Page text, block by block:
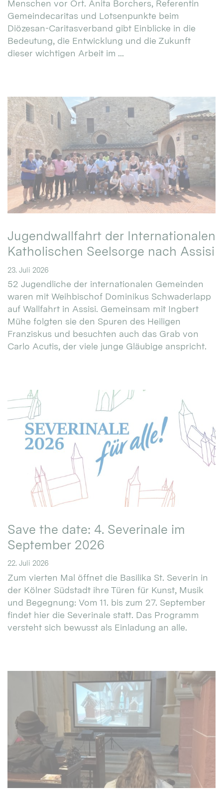
Menschen vor Ort. Anita Borchers, Referentin
Gemeindecaritas und Lotsenpunkte beim
Diözesan-Caritasverband gibt Einblicke in die
Bedeutung, die Entwicklung und die Zukunft
dieser wichtigen Arbeit im ...
Jugendwallfahrt der Internationalen
Katholischen Seelsorge nach Assisi
23. Juli 2026
52 Jugendliche der internationalen Gemeinden
waren mit Weihbischof Dominikus Schwaderlapp
auf Wallfahrt in Assisi. Gemeinsam mit Ingbert
Mühe folgten sie den Spuren des Heiligen
Franziskus und besuchten auch das Grab von
Carlo Acutis, der viele junge Gläubige anspricht.
Save the date: 4. Severinale im
September 2026
22. Juli 2026
Zum vierten Mal öffnet die Basilika St. Severin in
der Kölner Südstadt ihre Türen für Kunst, Musik
und Begegnung: Vom 11. bis zum 27. September
findet hier die Severinale statt. Das Programm
versteht sich bewusst als Einladung an alle.